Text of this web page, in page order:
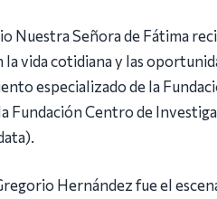
Nuestra Señora de Fátima
vida cotidiana y las
especializado de la
Fundación Centro de
Hernández fue el